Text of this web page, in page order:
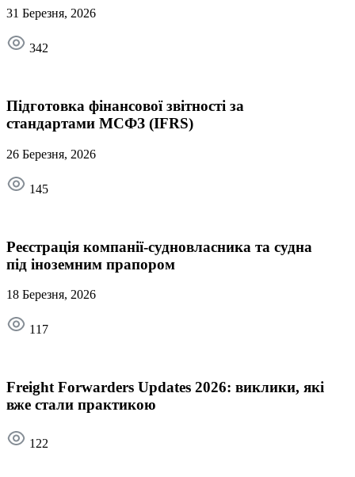
31 Березня, 2026
342
Підготовка фінансової звітності за
стандартами МСФЗ (IFRS)
26 Березня, 2026
145
Реєстрація компанії-судновласника та судна
під іноземним прапором
18 Березня, 2026
117
Freight Forwarders Updates 2026: виклики, які
вже стали практикою
122